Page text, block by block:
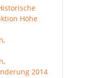
Höhe
2014